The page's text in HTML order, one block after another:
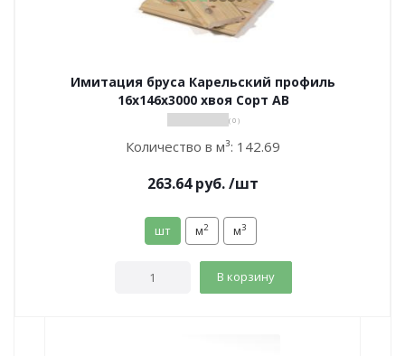
Имитация бруса Карельский профиль
16х146х3000 хвоя Сорт АВ
( 0 )
Количество в м³: 142.69
263.64руб./шт
шт м2 м3
В корзину